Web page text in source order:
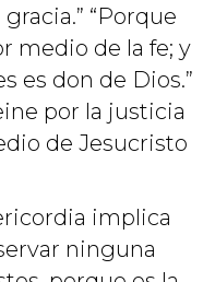
“Porque
medio de la fe; y
es don de Dios.”
por la justicia
de Jesucristo
implica
ninguna